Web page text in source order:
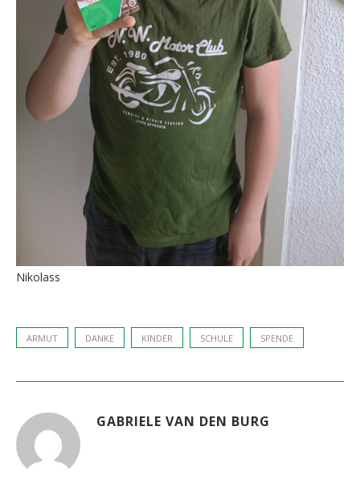
Nikolass
ARMUT DANKE KINDER SCHULE SPENDE
GABRIELE VAN DEN BURG